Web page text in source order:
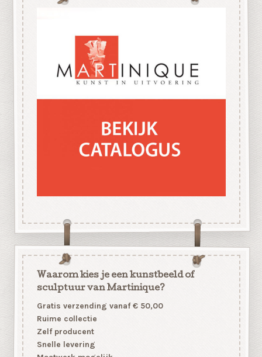
Waarom kies je een kunstbeeld of
sculptuur van Martinique?
Gratis verzending vanaf € 50,00
Ruime collectie
Zelf producent
Snelle levering